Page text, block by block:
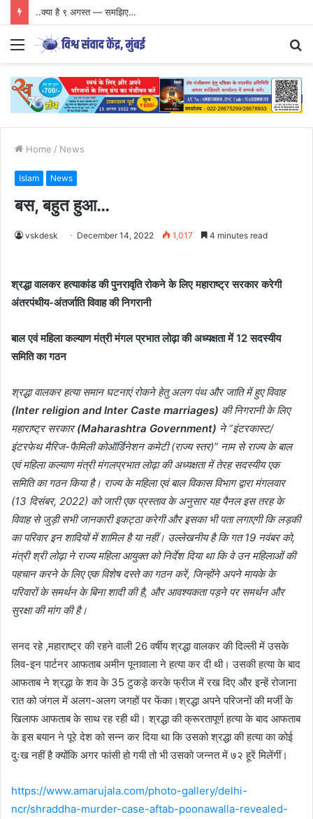
..क्या है ९ अगस्त — समझिए…
Menu
Home / News
Islam News
बस, बहुत हुआ…
vskdesk December 14, 2022 1,017 4 minutes read
श्रद्धा वालकर हत्याकांड की पुनरावृति रोकने के लिए महाराष्ट्र सरकार करेगी
अंतरपंथीय-अंतर्जाति विवाह की निगरानी
बाल एवं महिला कल्याण मंत्री मंगल प्रभात लोढ़ा की अध्यक्षता में 12 सदस्यीय
समिति का गठन
श्रद्धा वालकर हत्या समान घटनाएं रोकने हेतु अलग पंथ और जाति में हुए विवाह
(Inter religion and Inter Caste marriages) की निगरानी के लिए
महाराष्ट्र सरकार(Maharashtra Government) ने “इंटरकास्ट/
इंटरफेथ मैरिज-फैमिली कोऑर्डिनेशन कमेटी (राज्य स्तर)” नाम से राज्य के बाल
एवं महिला कल्याण मंत्री मंगलप्रभात लोढ़ा की अध्यक्षता में तेरह सदस्यीय एक
समिति का गठन किया है। राज्य के महिला एवं बाल विकास विभाग द्वारा मंगलवार
(13 दिसंबर, 2022) को जारी एक प्रस्ताव के अनुसार यह पैनल इस तरह के
विवाह से जुड़ी सभी जानकारी इकट्ठा करेगी और इसका भी पता लगाएगी कि लड़की
का परिवार इन शादियों में शामिल है या नहीं। उल्लेखनीय है कि गत 19 नवंबर को,
मंत्री श्री लोढ़ा ने राज्य महिला आयुक्त को निर्देश दिया था कि वे उन महिलाओं की
पहचान करने के लिए एक विशेष दस्ते का गठन करें, जिन्होंने अपने मायके के
परिवारों के समर्थन के बिना शादी की है, और आवश्यकता पड़ने पर समर्थन और
सुरक्षा की मांग की है।
सनद रहे ,महाराष्ट्र की रहने वाली 26 वर्षीय श्रद्धा वालकर की दिल्ली में उसके
लिव-इन पार्टनर आफताब अमीन पूनावाला ने हत्या कर दी थी। उसकी हत्या के बाद
आफताब ने श्रद्धा के शव के 35 टुकड़े करके फ्रीज में रख दिए और इन्हें रोजाना
रात को जंगल में अलग-अलग जगहों पर फेंका।श्रद्धा अपने परिजनों की मर्जी के
खिलाफ आफताब के साथ रह रही थी। श्रद्धा की क्रूरतापूर्ण हत्या के बाद आफताब
के इस बयान ने पूरे देश को सन्न कर दिया था कि उसको श्रद्धा की हत्या का कोई
दुःख नहीं है क्योंकि अगर फांसी हो गयी तो भी उसको जन्नत में ७२ हूरें मिलेंगीं।
https://www.amarujala.com/photo-gallery/delhi-
ncr/shraddha-murder-case-aftab-poonawalla-revealed-